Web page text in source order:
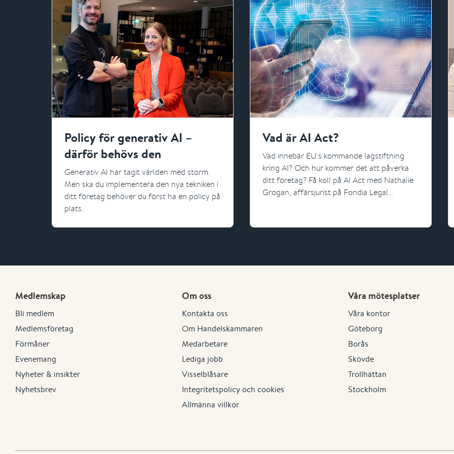
Policy för generativ AI –
därför behövs den
Generativ AI har tagit världen med storm.
Men ska du implementera den nya tekniken i
ditt företag behöver du först ha en policy på
plats.
Vad är AI Act?
Vad innebär EU:s kommande lagstiftning
kring AI? Och hur kommer det att påverka
ditt företag? Få koll på AI Act med Nathalie
Grogan, affärsjurist på Fondia Legal
Medlemskap
Bli medlem
Medlemsföretag
Förmåner
Evenemang
Nyheter & insikter
Nyhetsbrev
Om oss
Kontakta oss
Om Handelskammaren
Medarbetare
Lediga jobb
Visselblåsare
Integritetspolicy och cookies
Allmänna villkor
Våra mötesplatser
Våra kontor
Göteborg
Borås
Skövde
Trollhättan
Stockholm